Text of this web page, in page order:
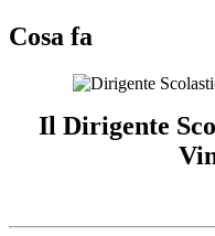
Cosa fa
Il Dirigente